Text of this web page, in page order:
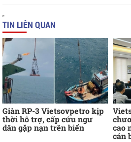
TIN LIÊN QUAN
Giàn RP-3 Vietsovpetro kịp
thời hỗ trợ, cấp cứu ngư
dân gặp nạn trên biển
cao
cán